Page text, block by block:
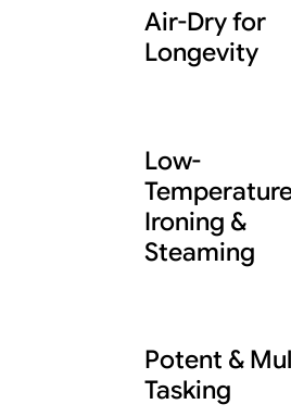
Air-Dry for
Longevity
using only the
most effective
ingredients, and
never compromise
quality.
Low-
Ironing &
Steaming
using only the
most effective
Potent &
Tasking